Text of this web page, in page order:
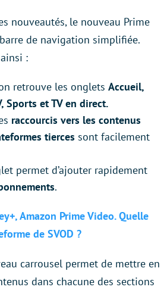
nouveautés, le nouveau Prime
de navigation simplifiée.
:
retrouve les onglets Accueil,
Sports et TV en direct.
raccourcis vers les contenus
tierces sont facilement
permet d’ajouter rapidement
.
Amazon Prime Video. Quelle
de SVOD ?
carrousel permet de mettre en
dans chacune des sections